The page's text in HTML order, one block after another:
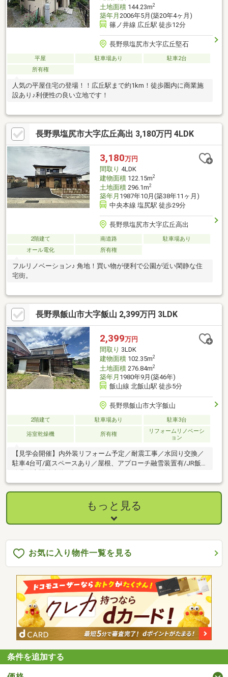
土地面積144.23m2
築年月 2006年5月(築20年4ヶ月)
篠ノ井線 広丘駅 徒歩12分
長野県塩尻市大字広丘堅石
平屋 駐車場あり
駐車2台
所有権
人気の平屋住宅の登場！！広丘駅まで約1km！徒歩圏内に商業施
設あり♪利便性の良い立地です！
長野県塩尻市大字広丘高出 3,180万円 4LDK
3,180万円
間取り 4LDK
建物面積122.15m2
土地面積296.1m2
築年月 1987年10月(築38年11ヶ月)
中央本線 塩尻駅 徒歩29分
長野県塩尻市大字広丘高出
2階建て 南道路
駐車場あり
オール電化
所有権
フルリノベーション♪ 角地！買い物が便利で公園が近い閑静な住
宅街。
長野県飯山市大字飯山 2,399万円 3LDK
2,399万円
間取り 3LDK
建物面積102.35m2
土地面積276.84m2
築年月 1980年9月(築46年)
飯山線 北飯山駅 徒歩5分
長野県飯山市大字飯山
2階建て 駐車場あり 駐車3台
浴室乾燥機 所有権
リフォームリノベーシ
ョン
【見学会開催】内外装リフォーム予定／耐震工事／水回り交換／
駐車4台可/庭スペースあり／屋根、アプローチ融雪装置有/JR飯山
もっと見る
お気に入り物件一覧を見る
条件を追加する